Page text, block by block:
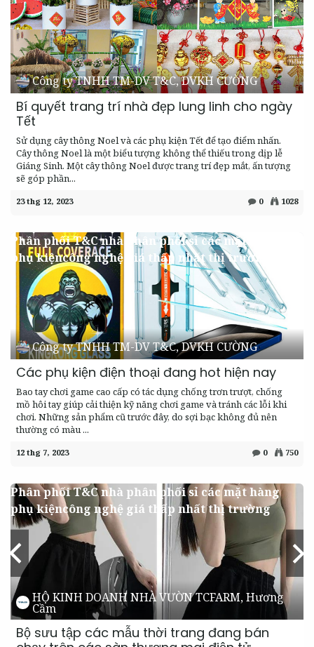
Công ty TNHH TM-DV T&C, DVKH CƯỜNG
Bí quyết trang trí nhà đẹp lung linh cho ngày
Tết
Sử dụng cây thông Noel và các phụ kiện Tết để tạo điểm nhấn. ​
Cây thông Noel là một biểu tượng không thể thiếu trong dịp lễ
Giáng Sinh. Một cây thông Noel được trang trí đẹp mắt, ấn tượng
sẽ góp phần...
23 thg 12, 2023 0 1028
Phân phối T&C nhà phân phối sỉ các mặt hàng
phụ kiệncông nghệ giá thấp nhất thị trường
Công ty TNHH TM-DV T&C, DVKH CƯỜNG
Các phụ kiện điện thoại đang hot hiện nay
Bao tay chơi game cao cấp có tác dụng chống trơn trượt, chống
mồ hôi tay giúp cải thiện kỹ năng chơi game và tránh các lỗi khi
chơi. Những sản phẩm cũ trước đây, do sợi bạc không đủ nên
thường có màu ...
12 thg 7, 2023 0 750
Phân phối T&C nhà phân phối sỉ các mặt hàng
phụ kiệncông nghệ giá thấp nhất thị trường
HỘ KINH DOANH NHÀ VƯỜN TCFARM, Hương
Cầm
Bộ sưu tập các mẫu thời trang đang bán